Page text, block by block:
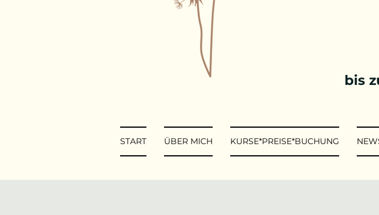
bis
START ÜBER MICH KURSE*PREISE*BUCHUNG